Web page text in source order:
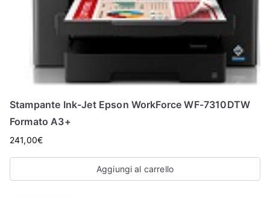
Stampante Ink-Jet Epson WorkForce WF-7310DTW
Formato A3+
241,00€
Aggiungi al carrello